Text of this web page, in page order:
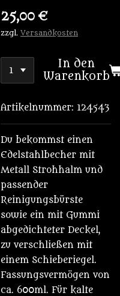
25,00 €
zzgl. Versandkosten
In den
Warenkorb
Artikelnummer: 124543
Du bekommst einen
Edelstahlbecher mit
Metall Strohhalm und
passender
Reinigungsbürste
sowie ein mit Gummi
abgedichteter Deckel,
zu verschließen mit
einem Schieberiegel.
Fassungsvermögen von
ca. 600ml. Für kalte